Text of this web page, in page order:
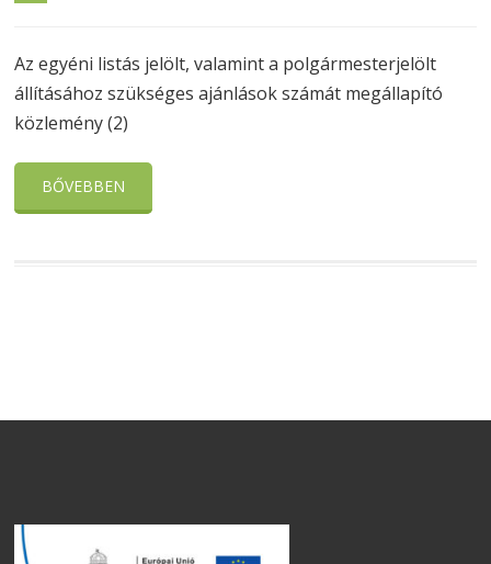
Az egyéni listás jelölt, valamint a polgármesterjelölt
állításához szükséges ajánlások számát megállapító
közlemény (2)
BŐVEBBEN